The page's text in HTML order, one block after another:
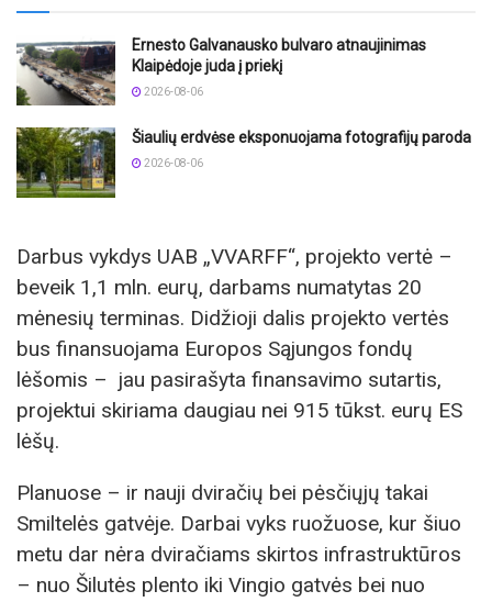
Ernesto Galvanausko bulvaro atnaujinimas
Klaipėdoje juda į priekį
2026-08-06
Šiaulių erdvėse eksponuojama fotografijų paroda
2026-08-06
Darbus vykdys UAB „VVARFF“, projekto vertė –
beveik 1,1 mln. eurų, darbams numatytas 20
mėnesių terminas. Didžioji dalis projekto vertės
bus finansuojama Europos Sąjungos fondų
lėšomis – jau pasirašyta finansavimo sutartis,
projektui skiriama daugiau nei 915 tūkst. eurų ES
lėšų.
Planuose – ir nauji dviračių bei pėsčiųjų takai
Smiltelės gatvėje. Darbai vyks ruožuose, kur šiuo
metu dar nėra dviračiams skirtos infrastruktūros
– nuo Šilutės plento iki Vingio gatvės bei nuo